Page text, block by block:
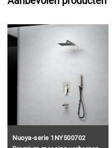
Nuoya-serie 1NY500702